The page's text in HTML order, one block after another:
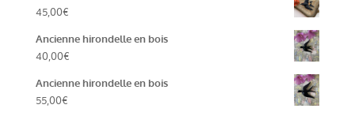
45,00€
Ancienne hirondelle en bois
40,00€
Ancienne hirondelle en bois
55,00€